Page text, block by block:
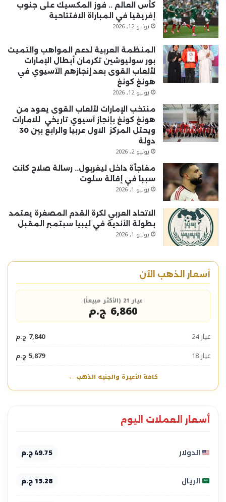
كأس العالم .. فوز المكسيك على جنوب
إفريقيا في المباراة الافتتاحية
يونيو 12, 2026
المنظمة العربية لدعم المواهب والتميت
بور سوليوشين تكرمان أبطال الإمارات
لألعاب القوى بعد إنجازهم الآسيوي في
هونغ كونغ
يونيو 12, 2026
منتخب الإمارات لألعاب القوى يعود من
هونغ كونغ بإنجاز آسيوي تاريخي للامارات
ويحتل المركز الاول عربيا والرابع بين 30
دولة
يونيو 2, 2026
مفاجأة داخل ليفربول.. رسالة صلاح كانت
سببا في إقالة سلوت
يونيو 1, 2026
الاتحاد العربي لكرة القدم المصغرة يعتمد
بطولة الأندية في ليبيا سبتمبر المقبل
يونيو 1, 2026
أسعار الذهب الآن
عيار 21 (الأكثر مبيعاً)
6,860 ج.م
عيار 24
7,840 ج.م
عيار 18
5,879 ج.م
كافة الأعيرة والجنيه الذهب ←
أسعار العملات اليوم
الدولار 49.75 ج.م
الريال 13.28 ج.م